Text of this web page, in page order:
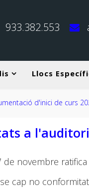
933.382.553
Llocs
d'inici de curs
a
de novembre
cap no